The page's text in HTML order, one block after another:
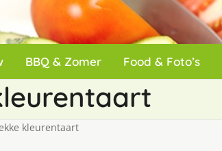
BBQ & Zomer Food & Foto’s
kleurentaart